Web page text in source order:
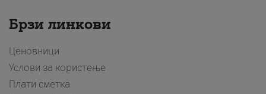
Брзи линкови
Ценовници
Услови за користење
Плати сметка